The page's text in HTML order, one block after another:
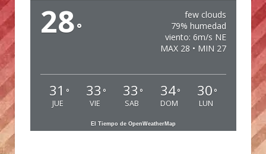
28°
few clouds
79% humedad
viento: 6m/s NE
MAX 28 • MIN 27
31 °
JUE
33 °
VIE
33 °
SAB
34°
DOM
30 °
LUN
El Tiempo de OpenWeatherMap